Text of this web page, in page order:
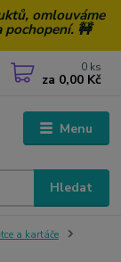
omlouváme
pochopení. 🚧
Menu
Hledat
0 ks
za 0,00 Kč
a kartáče